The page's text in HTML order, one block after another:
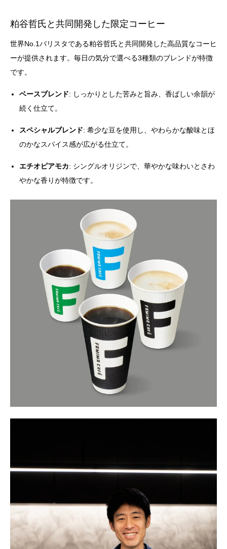
粕谷哲氏と共同開発した限定コーヒー
世界No.1バリスタである粕谷哲氏と共同開発した高品質なコーヒ
ーが提供されます。毎日の気分で選べる3種類のブレンドが特徴
です。
ベースブレンド: しっかりとした苦みと旨み、香ばしい余韻が
続く仕立て。
スペシャルブレンド: 希少な豆を使用し、やわらかな酸味とほ
のかなスパイス感が広がる仕立て。
エチオピアモカ: シングルオリジンで、華やかな味わいとさわ
やかな香りが特徴です。